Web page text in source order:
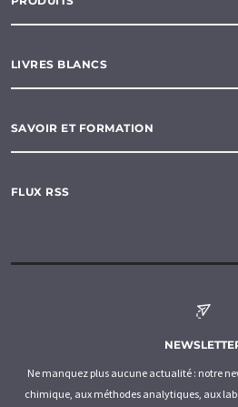
LIVRES BLANCS
SAVOIR ET FORMATION
FLUX RSS
Ne manquez plus aucune actualité : notre
chimique, aux méthodes analytiques, aux